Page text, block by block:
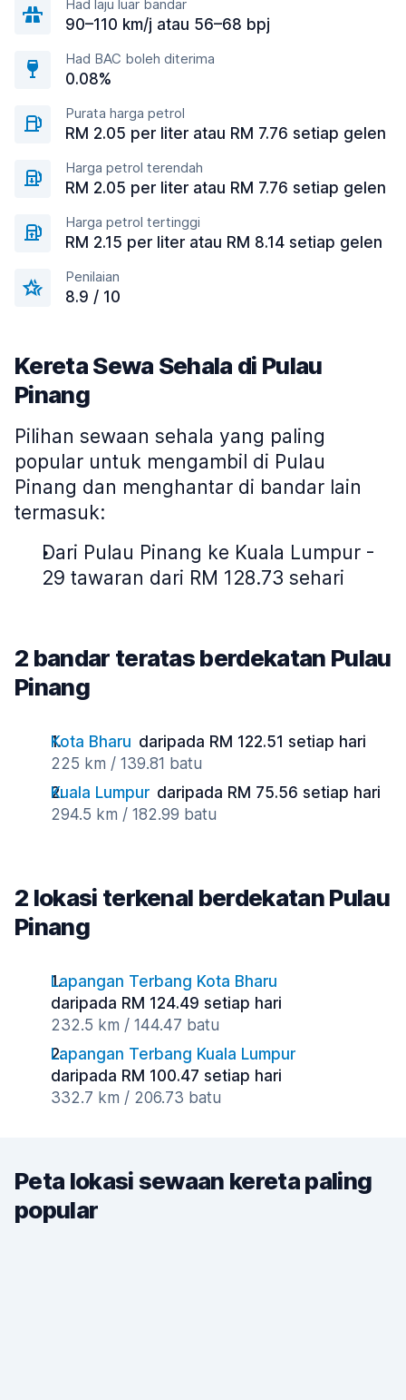
Had laju luar bandar
90–110 km/j atau 56–68 bpj
Had BAC boleh diterima
0.08%
Purata harga petrol
RM 2.05 per liter atau RM 7.76 setiap gelen
Harga petrol terendah
RM 2.05 per liter atau RM 7.76 setiap gelen
Harga petrol tertinggi
RM 2.15 per liter atau RM 8.14 setiap gelen
Penilaian
8.9 / 10
Kereta Sewa Sehala di Pulau
Pinang
Pilihan sewaan sehala yang paling
popular untuk mengambil di Pulau
Pinang dan menghantar di bandar lain
termasuk:
Dari Pulau Pinang ke Kuala Lumpur -
29 tawaran dari RM 128.73 sehari
2 bandar teratas berdekatan Pulau
Pinang
Kota Bharu daripada RM 122.51 setiap hari
225 km / 139.81 batu
Kuala Lumpur daripada RM 75.56 setiap hari
294.5 km / 182.99 batu
2 lokasi terkenal berdekatan Pulau
Pinang
Lapangan Terbang Kota Bharu
daripada RM 124.49 setiap hari
232.5 km / 144.47 batu
Lapangan Terbang Kuala Lumpur
daripada RM 100.47 setiap hari
332.7 km / 206.73 batu
Peta lokasi sewaan kereta paling
popular